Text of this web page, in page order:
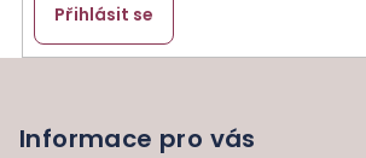
Přihlásit se
Informace pro vás